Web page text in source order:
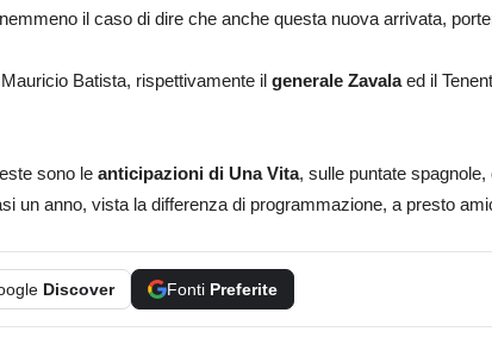
il caso di dire che anche questa nuova arrivata,
Batista, rispettivamente il generale Zavalaed il
sono le anticipazioni di Una Vita, sulle puntate
un anno, vista la differenza di programmazione, a presto
Discover Fonti Preferite